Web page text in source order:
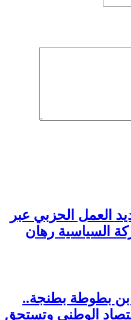
العمل الحزبي عبر
السياسية رهان
بطوطة بطنجة..
الوطني وتستحق